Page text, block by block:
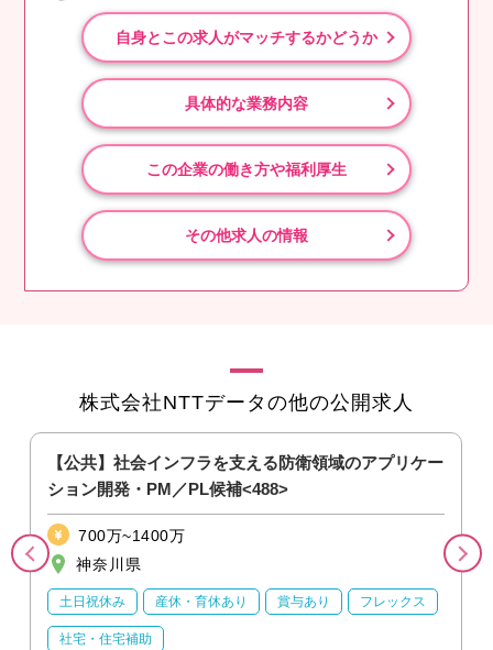
自身とこの求人がマッチするかどうか
具体的な業務内容
この企業の働き方や福利厚生
その他求人の情報
株式会社NTTデータの他の公開求人
【公共】社会インフラを支える防衛領域のアプリケー
ション開発・PM／PL候補<488>
700万~1400万
神奈川県
土日祝休み 産休・育休あり 賞与あり フレックス
社宅・住宅補助